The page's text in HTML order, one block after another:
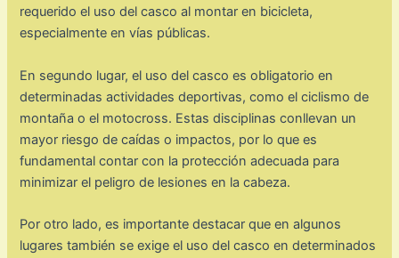
requerido el uso del casco al montar en bicicleta,
especialmente en vías públicas.
En segundo lugar, el uso del casco es obligatorio en
determinadas actividades deportivas, como el ciclismo de
montaña o el motocross. Estas disciplinas conllevan un
mayor riesgo de caídas o impactos, por lo que es
fundamental contar con la protección adecuada para
minimizar el peligro de lesiones en la cabeza.
Por otro lado, es importante destacar que en algunos
lugares también se exige el uso del casco en determinados